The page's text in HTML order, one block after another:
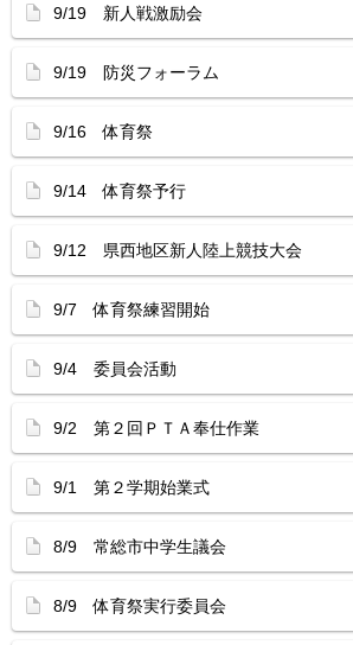
9/19 新人戦激励会
9/19 防災フォーラム
9/16 体育祭
9/14 体育祭予行
9/12 県西地区新人陸上競技大会
9/7 体育祭練習開始
9/4 委員会活動
9/2 第２回ＰＴＡ奉仕作業
9/1 第２学期始業式
8/9 常総市中学生議会
8/9 体育祭実行委員会